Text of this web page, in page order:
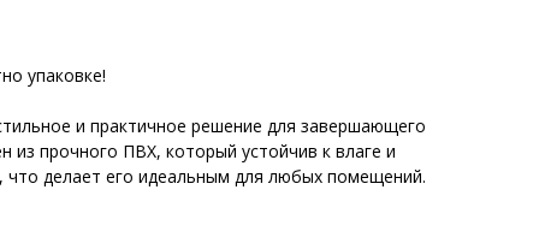
упаковке!
и практичное решение для завершающего
из прочного ПВХ, который устойчив к влаге и
делает его идеальным для любых помещений.